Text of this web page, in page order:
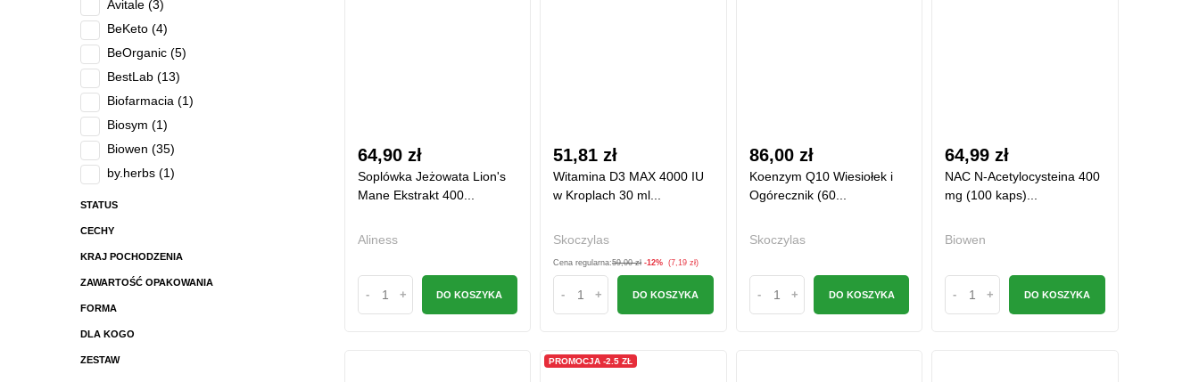
na Włosy, paznokcie i skórę
na Pamięć, Mózg, Umysł
na Stawy, kości
Wsparcie dróg oddechowych
na Układ Krążenia
Witalność i planowanie rodziny
Równowaga hormonalna
Adaptogeny
Antyoksydanty
na Układ Moczowy
na Układ Nerwowy
Mama i Dziecko
Filtrowanie
64,90 zł
Soplówka Jeżowata Lion's
Mane Ekstrakt 400...
Aliness
- + DO KOSZYKA
51,81 zł
Witamina D3 MAX 4000 IU
w Kroplach 30 ml...
Skoczylas
Cena regularna:59,00 zł -12% (7,19 zł)
- + DO KOSZYKA
86,00 zł
Koenzym Q10 Wiesiołek i
Ogórecznik (60...
Skoczylas
- + DO KOSZYKA
64,99 zł
NAC N-Acetylocysteina 400
mg (100 kaps)...
Biowen
- + DO KOSZYKA
PROMOCJA -2.5 ZŁ